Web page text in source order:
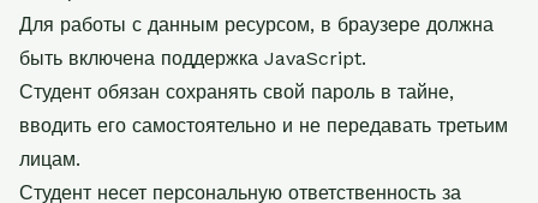
Для работы с данным ресурсом, в браузере должна
быть включена поддержка JavaScript.
Студент обязан сохранять свой пароль в тайне,
вводить его самостоятельно и не передавать третьим
лицам.
Студент несет персональную ответственность за